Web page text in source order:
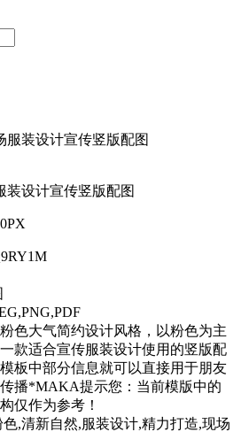
装设计宣传竖版配图
色大气简约设计风格，以粉色为主
款适合宣传服装设计使用的竖版配
板中部分信息就可以直接用于朋友
播*MAKA提示您：当前模版中的
仅作为参考！
,清新自然,服装设计,精力打造,现场